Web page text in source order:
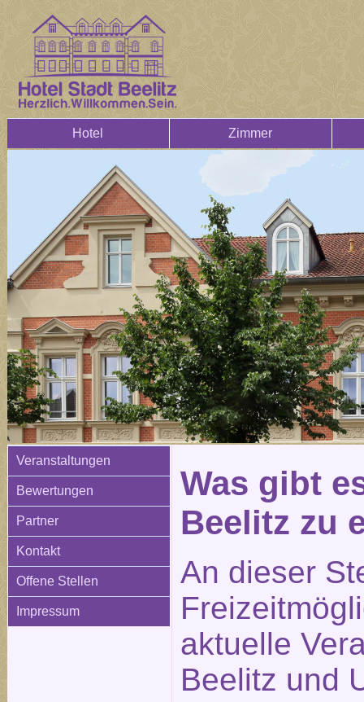
Hotel Zimmer
Veranstaltungen
Bewertungen
Partner
Kontakt
Offene Stellen
Impressum
Was gibt
Beelitz zu
An dieser
aktuelle
Beelitz und